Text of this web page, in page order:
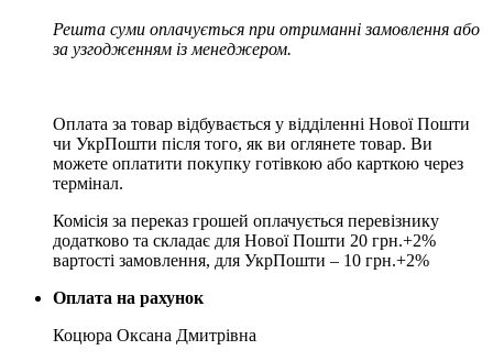
Решта суми оплачується при отриманні замовлення або
за узгодженням із менеджером.
Оплата за товар відбувається у відділенні Нової Пошти
чи УкрПошти після того, як ви оглянете товар. Ви
можете оплатити покупку готівкою або карткою через
термінал.
Комісія за переказ грошей оплачується перевізнику
додатково та складає для Нової Пошти 20 грн.+2%
вартості замовлення, для УкрПошти – 10 грн.+2%
Оплата на рахунок
Коцюра Оксана Дмитрівна